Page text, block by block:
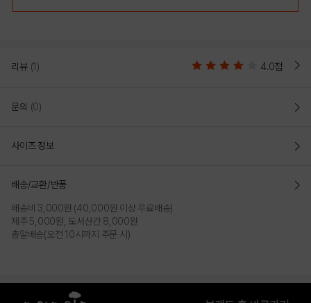
리뷰 (1) 4.0점
문의 (0)
사이즈 정보
배송/교환/반품
배송비 3,000원 (40,000원 이상 무료배송)
제주 5,000원, 도서산간 8,000원
총알배송(오전 10시까지 주문 시)